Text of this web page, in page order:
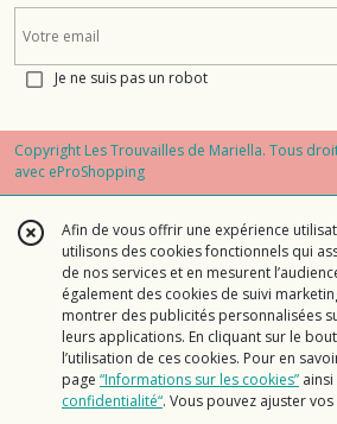
Je ne suis pas un robot
Copyright Les Trouvailles de Mariella. Tous
avec eProShopping
Afin de vous offrir une expérience
utilisons des cookies fonctionnels qui
de nos services et en mesurent
également des cookies de suivi
montrer des publicités personnalisées
leurs applications. En cliquant sur le
l’utilisation de ces cookies. Pour en
page “Informations sur les cookies”
confidentialité“. Vous pouvez ajuster